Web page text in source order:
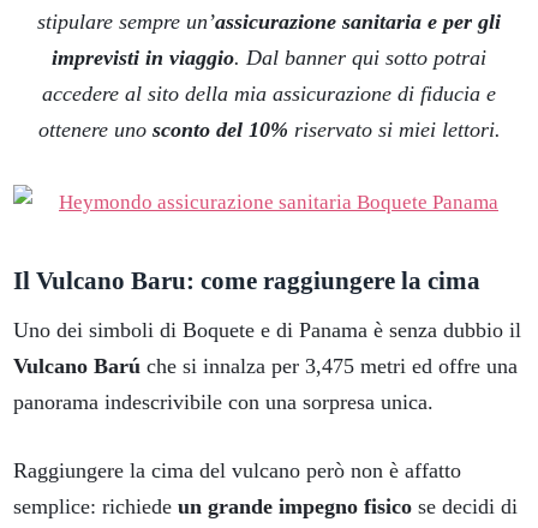
stipulare sempre un’assicurazione sanitaria e per gli
imprevisti in viaggio. Dal banner qui sotto potrai
accedere al sito della mia assicurazione di fiducia e
ottenere uno sconto del 10% riservato si miei lettori.
Il Vulcano Baru: come raggiungere la cima
Uno dei simboli di Boquete e di Panama è senza dubbio il
Vulcano Barú che si innalza per 3,475 metri ed offre una
panorama indescrivibile con una sorpresa unica.
Raggiungere la cima del vulcano però non è affatto
semplice: richiede un grande impegno fisico se decidi di